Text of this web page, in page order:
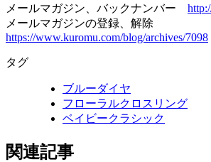
メールマガジン、バックナンバー
メールマガジンの登録、解除
https://www.kuromu.com/blog/archives/7098
タグ
ブルーダイヤ
フローラルクロスリング
ベイビークラシック
関連記事